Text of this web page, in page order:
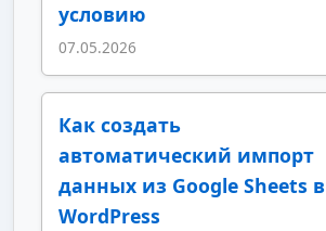
условию
07.05.2026
Как создать
автоматический импорт
данных из Google Sheets в
WordPress